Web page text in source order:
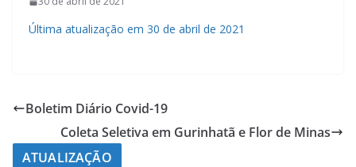
Última atualização em 30 de abril de 2021
Boletim Diário Covid-19
Coleta Seletiva em Gurinhatã e Flor de Minas
ATUALIZAÇÃO